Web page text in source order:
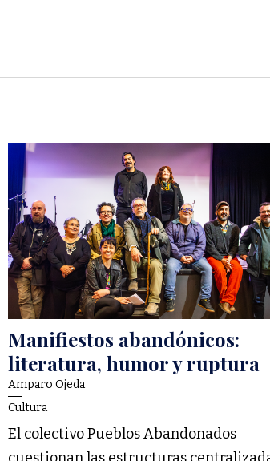
Manifiestos abandónicos:
literatura, humor y ruptura
Amparo Ojeda
Cultura
El colectivo Pueblos Abandonados